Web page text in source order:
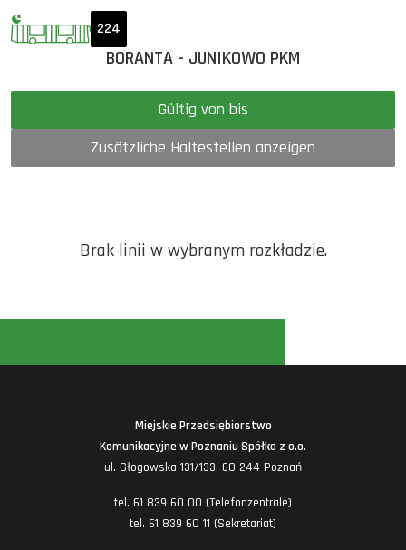
224
BORANTA - JUNIKOWO PKM
Gültig von bis
Zusätzliche Haltestellen anzeigen
Brak linii w wybranym rozkładzie.
Miejskie Przedsiębiorstwo
Komunikacyjne w Poznaniu Spółka z o.o.
ul. Głogowska 131/133, 60-244 Poznań
tel. 61 839 60 00 (Telefonzentrale)
tel. 61 839 60 11 (Sekretariat)